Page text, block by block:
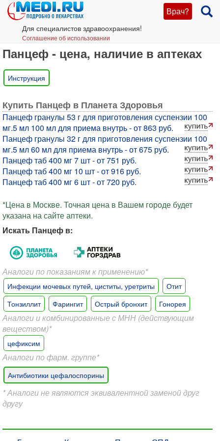
Врач?
Для специалистов здравоохранения!
Соглашение об использовании
Панцеф - цена, наличие в аптеках
Инструкция
Купить Панцеф в Планета Здоровья
Панцеф гранулы 53 г для приготовления суспензии 100
мг.5 мл 100 мл для приема внутрь - от 863 руб.
Панцеф гранулы 32 г для приготовления суспензии 100
мг.5 мл 60 мл для приема внутрь - от 675 руб.
Панцеф таб 400 мг 7 шт - от 751 руб.
Панцеф таб 400 мг 10 шт - от 916 руб.
Панцеф таб 400 мг 6 шт - от 720 руб.
*Цена в Москве. Точная цена в Вашем городе будет
указана на сайте аптеки.
Искать Панцеф в:
Аналоги по показаниям к применению*
Инфекции мочевых путей, циститы, уретриты
Отит
Тонзиллит
Фарингит Острый бронхит Гонорея
Аналоги и комбинированные с МНН (действующим
веществом)*
цефиксим
Аналоги по фарм. группе*
Антибиотики цефалоспорины
* Аналоги не являются эквивалентной заменой друг
другу